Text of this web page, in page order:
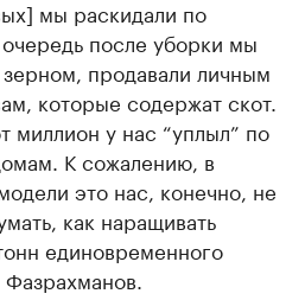
мы раскидали по
после уборки мы
зерном, продавали личным
которые содержат скот.
миллион у нас “уплыл” по
К сожалению, в
это нас, конечно, не
как наращивать
единовременного